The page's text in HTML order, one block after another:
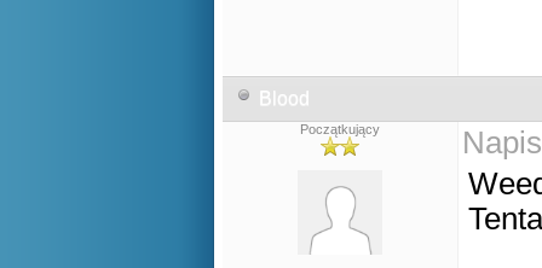
Blood
Początkujący